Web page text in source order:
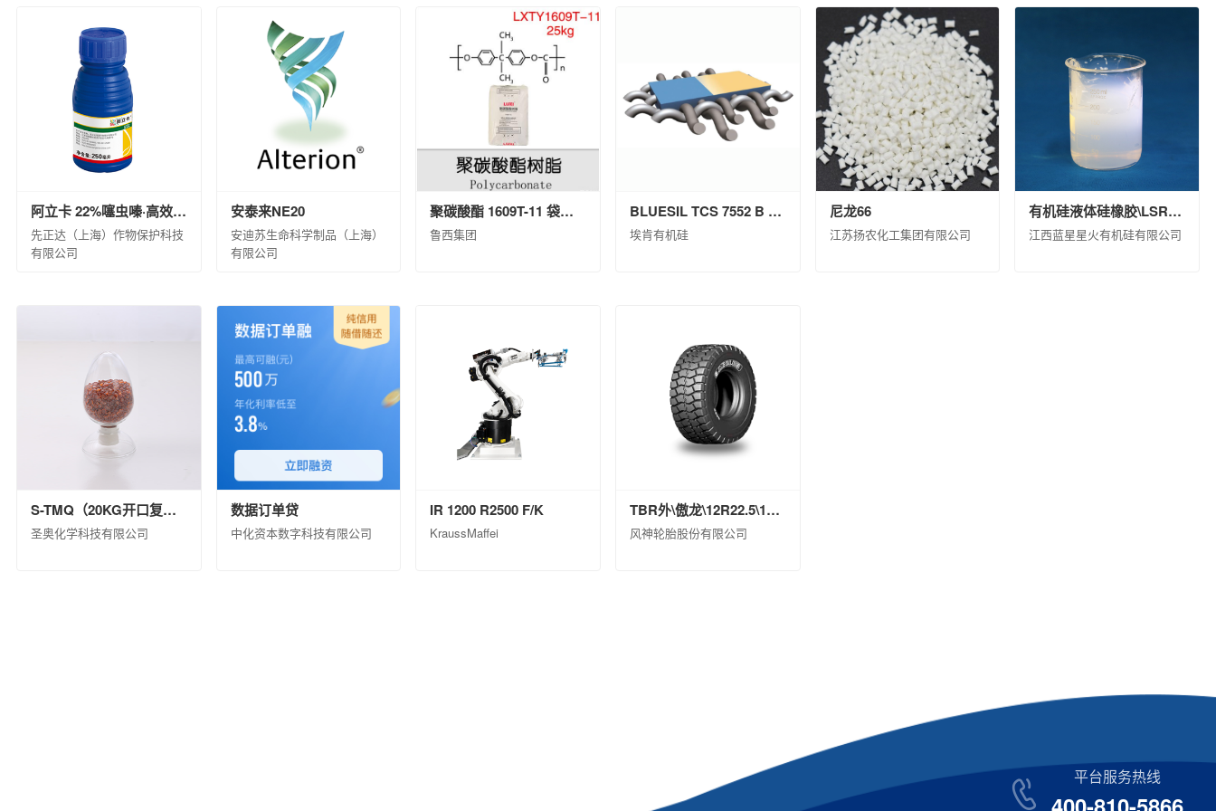
阿立卡 22%噻虫嗪·高效氯氟氰菊酯微囊悬浮-悬浮剂 8×60×10ML(白标)
先正达（上海）作物保护科技
有限公司
安泰来NE20
安迪苏生命科学制品（上海）
有限公司
聚碳酸酯 1609T-11 袋装(25kg)
鲁西集团
BLUESIL TCS 7552 B PAIL P 20KG
埃肯有机硅
尼龙66
江苏扬农化工集团有限公司
有机硅液体硅橡胶\LSR 8320 H B\桶装(KG)\200
江西蓝星星火有机硅有限公司
S-TMQ（20KG开口复合包装）
圣奥化学科技有限公司
数据订单贷
中化资本数字科技有限公司
IR 1200 R2500 F/K
KraussMaffei
TBR外\傲龙\12R22.5\18\ASR79ⅡPI\TL\0
风神轮胎股份有限公司
平台服务热线